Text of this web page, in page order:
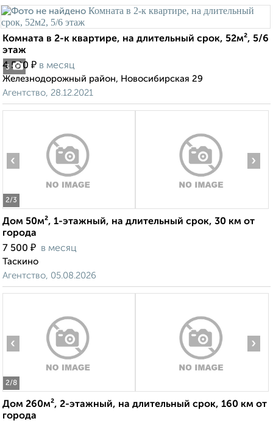
3
Комната в 2-к квартире, на длительный срок, 52м², 5/6
этаж
4 500 ₽ в месяц
Железнодорожный район, Новосибирская 29
Агентство, 28.12.2021
2/3
‹ ›
Дом 50м², 1-этажный, на длительный срок, 30 км от
города
7 500 ₽ в месяц
Таскино
Агентство, 05.08.2026
2/8
‹ ›
Дом 260м², 2-этажный, на длительный срок, 160 км от
города